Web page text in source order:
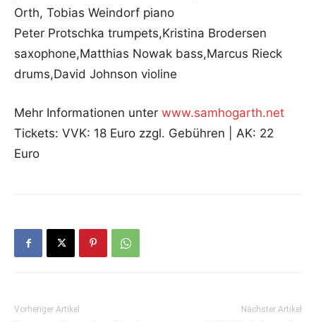
Orth, Tobias Weindorf piano
Peter Protschka trumpets,Kristina Brodersen
saxophone,Matthias Nowak bass,Marcus Rieck
drums,David Johnson violine
Mehr Informationen unter www.samhogarth.net
Tickets: VVK: 18 Euro zzgl. Gebühren | AK: 22
Euro
Vorheriger Artikel Nächster Artikel